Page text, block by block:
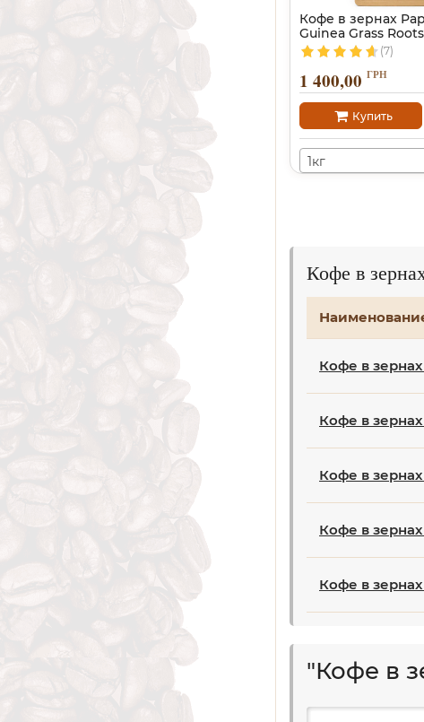
Кофе в зернах
Guinea Grass Roots
(7)
1 400,00 ГРН
Купить
1кг
Кофе в
Кофе в
Кофе в
Кофе в
Кофе в
Кофе в зернах
"Кофе в